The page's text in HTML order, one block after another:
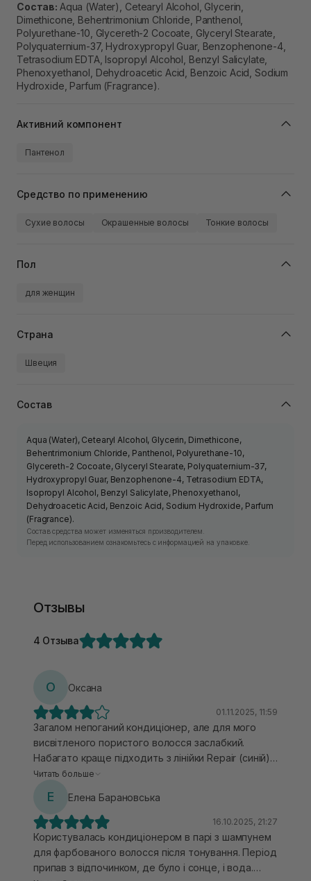
Состав: Aqua (Water), Cetearyl Alcohol, Glycerin,
Dimethicone, Behentrimonium Chloride, Panthenol,
Polyurethane-10, Glycereth-2 Cocoate, Glyceryl Stearate,
Polyquaternium-37, Hydroxypropyl Guar, Benzophenone-4,
Tetrasodium EDTA, Isopropyl Alcohol, Benzyl Salicylate,
Phenoxyethanol, Dehydroacetic Acid, Benzoic Acid, Sodium
Hydroxide, Parfum (Fragrance).
Активний компонент
Пантенол
Средство по применению
Сухие волосы Окрашенные волосы Тонкие волосы
Пол
для женщин
Страна
Швеция
Состав
Aqua (Water), Cetearyl Alcohol, Glycerin, Dimethicone,
Behentrimonium Chloride, Panthenol, Polyurethane-10,
Glycereth-2 Cocoate, Glyceryl Stearate, Polyquaternium-37,
Hydroxypropyl Guar, Benzophenone-4, Tetrasodium EDTA,
Isopropyl Alcohol, Benzyl Salicylate, Phenoxyethanol,
Dehydroacetic Acid, Benzoic Acid, Sodium Hydroxide, Parfum
(Fragrance).
Состав средства может изменяться производителем.
Перед использованием ознакомьтесь с информацией на упаковке.
Отзывы
4 Отзыва
О Оксана
01.11.2025, 11:59
Загалом непоганий кондиціонер, але для мого
висвітленого пористого волосся заслабкий.
Набагато краще підходить з лінійки Repair (синій).
Те ж можу сказати і про незмивний засіб цієї
висвітленого блонду. Але запах дуже ніжний і
приємний
Читать больше
Е Елена Барановська
16.10.2025, 21:27
Користувалась кондиціонером в парі з шампунем
для фарбованого волосся після тонування. Період
припав з відпочинком, де було і сонце, і вода.